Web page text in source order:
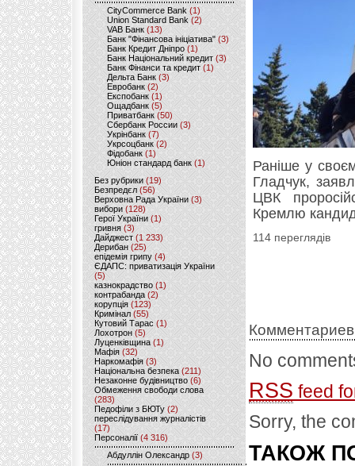
CityCommerce Bank (1)
Union Standard Bank (2)
VAB Банк (13)
Банк "Фінансова ініціатива" (3)
Банк Кредит Дніпро (1)
Банк Національний кредит (3)
Банк Фінанси та кредит (1)
Дельта Банк (3)
Евробанк(2)
Експобанк (1)
Ощадбанк(5)
Приватбанк (50)
Сбербанк России (3)
Укрінбанк(7)
Укрсоцбанк (2)
Фідобанк (1)
Юніон стандард банк(1)
Без рубрики (19)
Безпредєл(56)
Верховна Рада України (3)
вибори(128)
Герої України(1)
гривня (3)
Дайджест (1 233)
Дерибан (25)
епідемія грипу (4)
ЄДАПС: приватизація України
(5)
казнокрадство (1)
контрабанда (2)
корупція (123)
Кримінал (55)
Кутовий Тарас (1)
Лохотрон(5)
Луценківщина (1)
Мафія (32)
Наркомафія (3)
Національна безпека (211)
Незаконне будівництво(6)
Обмеження свободи слова
(283)
Педофіли з БЮТу (2)
переслідування журналістів
(17)
Персоналії (4 316)
Абдуллін Олександр (3)
Раніше у
Гладчук,
ЦВК
Кремлю
114 переглядів
No
RSS feed
Sorry, the
ТАКОЖ